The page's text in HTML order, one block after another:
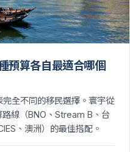
算各自最適合哪個
全不同的移民選擇。寰宇從
線（BNO、Stream B、台
、澳洲）的最佳搭配。